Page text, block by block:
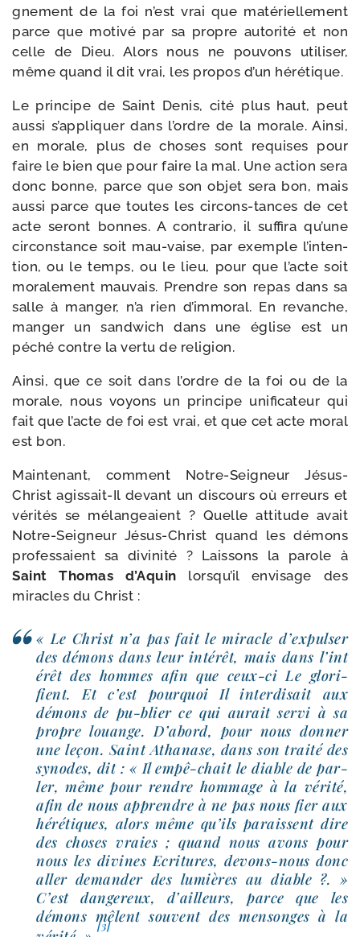
gne­ment de la foi n’est vrai que maté­riel­le­ment
parce que moti­vé par sa propre auto­ri­té et non
celle de Dieu. Alors nous ne pou­vons uti­li­ser,
même quand il dit vrai, les pro­pos d’un hérétique.
Le prin­cipe de Saint Denis, cité plus haut, peut
aus­si s’ap­pli­quer dans l’ordre de la morale. Ainsi,
en morale, plus de choses sont requises pour
faire le bien que pour faire la mal. Une action sera
donc bonne, parce que son objet sera bon, mais
aus­si parce que toutes les circons-​tances de cet
acte seront bonnes. A contra­rio, il suf­fi­ra qu’une
cir­cons­tance soit mau-​vaise, par exemple l’in­ten­
tion, ou le temps, ou le lieu, pour que l’acte soit
mora­le­ment mau­vais. Prendre son repas dans sa
salle à man­ger, n’a rien d’im­mo­ral. En revanche,
man­ger un sand­wich dans une église est un
péché contre la ver­tu de religion.
Ainsi, que ce soit dans l’ordre de la foi ou de la
morale, nous voyons un prin­cipe uni­fi­ca­teur qui
fait que l’acte de foi est vrai, et que cet acte moral
est bon.
Maintenant, com­ment Notre-​Seigneur Jésus-​
Christ agissait-​Il devant un dis­cours où erreurs et
véri­tés se mélan­geaient ? Quelle atti­tude avait
Notre-​Seigneur Jésus-​Christ quand les démons
pro­fes­saient sa divi­ni­té ? Laissons la parole à
Saint Thomas d’Aquin lors­qu’il envi­sage des
miracles du Christ :
« Le Christ n’a pas fait le miracle d’ex­pul­ser
des démons dans leur inté­rêt, mais dans l’in­t
é­rêt des hommes afin que ceux-​ci Le glo­ri­
fient. Et c’est pour­quoi Il inter­di­sait aux
démons de pu-​blier ce qui aurait ser­vi à sa
propre louange. D’abord, pour nous don­ner
une leçon. Saint Athanase, dans son trai­té des
synodes, dit : « Il empê-​chait le diable de par­
ler, même pour rendre hom­mage à la véri­té,
afin de nous apprendre à ne pas nous fier aux
héré­tiques, alors même qu’ils paraissent dire
des choses vraies ; quand nous avons pour
nous les divines Ecritures, devons-​nous donc
aller deman­der des lumières au diable ?. »
C’est dan­ge­reux, d’ailleurs, parce que les
démons mêlent sou­vent des men­songes à la
[3]